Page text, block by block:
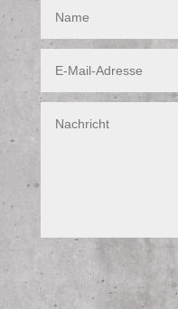
Alternative: